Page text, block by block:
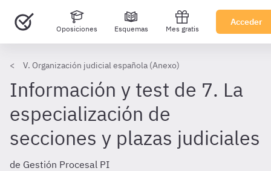
Oposiciones Esquemas Mes gratis
Acceder
V. Organización judicial española (Anexo)
Información y test de 7. La
especialización de
secciones y plazas judiciales
de Gestión Procesal PI